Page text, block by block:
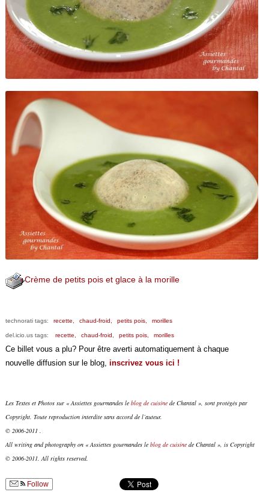
Crème de petits pois et glace à la morille
technorati tags: recette, chaud-froid, petits pois, morilles
del.icio.us tags: recette, chaud-froid, petits pois, morilles
Ce billet vous a plu? Pour être averti automatiquement à chaque
nouvelle diffusion sur le blog, inscrivez vous ici !
Les Textes et Photos sur « Assiettes gourmandes le blog de cuisinede Chantal », sont protégés par
Copyright. Toute reproduction interdite sans accord de l’auteur.
© 2006-2011 .
All writing and photography on « Assiettes gourmandes le blog de cuisinede Chantal », is Copyright
© 2006-2011. All rights reserved.
Follow